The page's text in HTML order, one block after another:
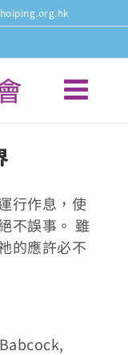
行作息，使
不誤事。 雖
的應許必不